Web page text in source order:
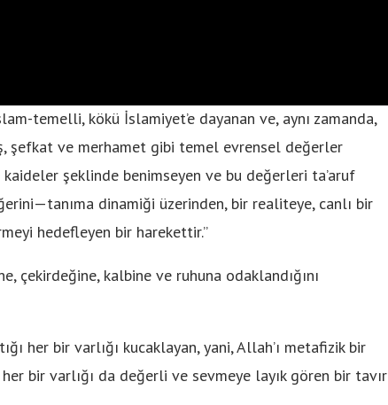
temelli, kökü İslamiyet’e dayanan ve, aynı zamanda,
şefkat ve merhamet gibi temel evrensel değerler
şeklinde benimseyen ve bu değerleri ta’aruf
dinamiği üzerinden, bir realiteye, canlı bir
hedefleyen bir harekettir.”
çekirdeğine, kalbine ve ruhuna odaklandığını
her bir varlığı kucaklayan, yani, Allah’ı metafizik bir
her bir varlığı da değerli ve sevmeye layık gören bir tavır